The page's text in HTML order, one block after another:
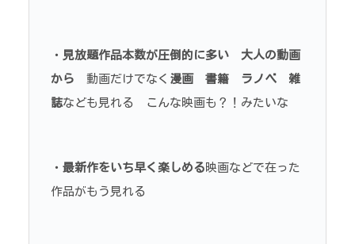
・ 見放題作品本数が圧倒的に多い
大人の動画
から 動画だけでなく 漫画 書籍 ラノベ 雑
誌なども見れる こんな映画も？！みたいな
・ 最新作をいち早く楽しめる 映画などで在った
作品がもう見れる